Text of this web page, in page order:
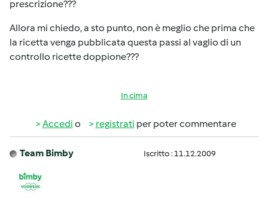
prescrizione???
Allora mi chiedo, a sto punto, non è meglio che prima che
la ricetta venga pubblicata questa passi al vaglio di un
controllo ricette doppione???
In cima
Accedi o registrati per poter commentare
Team Bimby Iscritto : 11.12.2009